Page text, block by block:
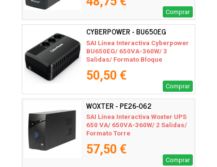
Comprar
CYBERPOWER - BU650EG
SAI Línea Interactiva Cyberpower
BU650EG/ 650VA-360W/ 3
Salidas/ Formato Bloque
50,50 €
Comprar
WOXTER - PE26-062
SAI Línea Interactiva Woxter UPS
650 VA/ 650VA-360W/ 2 Salidas/
Formato Torre
57,50 €
Comprar